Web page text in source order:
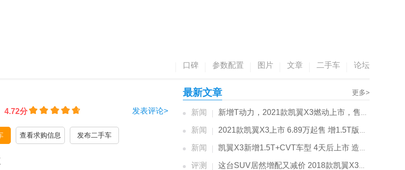
口碑 参数配置 图片 文章 二手车 论坛
4.72分 发表评论>
查看求购信息 发布二手车
最新文章 更多>
新闻 新增T动力，2021款凯翼X3燃动上市，售价...
新闻 2021款凯翼X3上市 6.89万起售 增1.5T版动力更强
新闻 凯翼X3新增1.5T+CVT车型 4天后上市 造型更运动
评测 这台SUV居然增配又减价 2018款凯翼X3试驾